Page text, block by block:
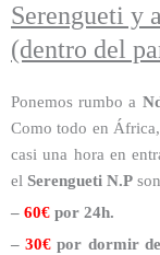
Serengueti y
(dentro del
Ponemos rumbo a
Como todo en
casi una hora en
el Serengueti N.P
– 60€ por 24h.
–30€ por dormir